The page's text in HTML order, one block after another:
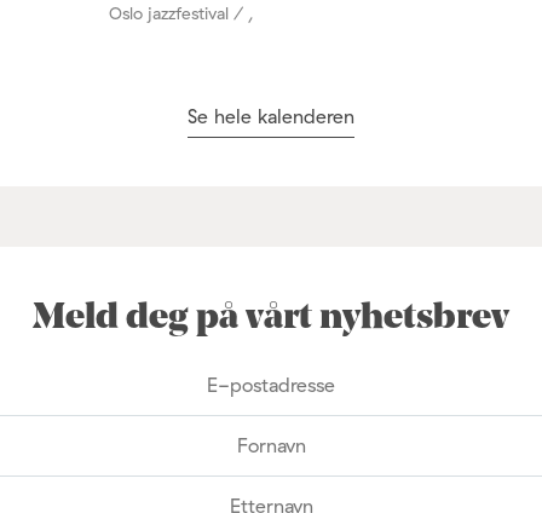
Oslo jazzfestival / ,
Se hele kalenderen
Meld deg på vårt nyhetsbrev